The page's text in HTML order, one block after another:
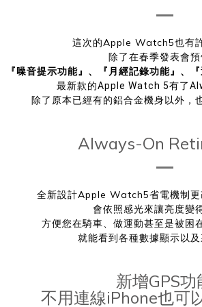
這次的Apple Watch5也有
除了在春季發表會預
『噪音提示功能』、『月經記錄功能』、『
最新款的Apple Watch 5有了
除了原本已經有的鋁合金機身以外，
Always-On
全新設計Apple Watch5省電機制更
會依照感光來讓亮度變
方便您在騎車、做運動甚至是被困
就能看到各種數據顯示以
新增GPS功
不用連線iPhone也可